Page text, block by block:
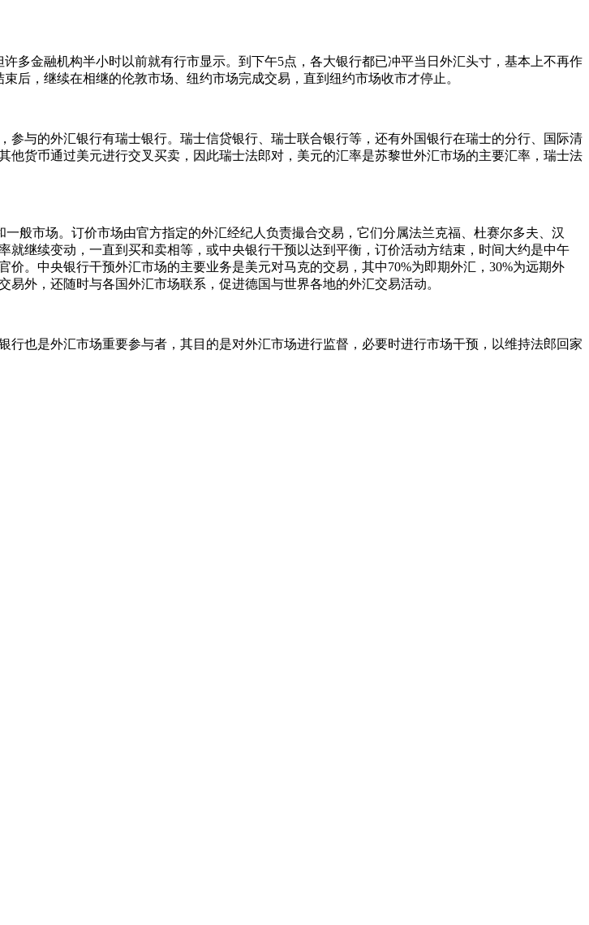
多金融机构半小时以前就有行市显示。到下午5点，各大银行都已冲平当日外汇头寸，基本上不再作
后，继续在相继的伦敦市场、纽约市场完成交易，直到纽约市场收市才停止。
与的外汇银行有瑞士银行。瑞士信贷银行、瑞士联合银行等，还有外国银行在瑞士的分行、国际清
货币通过美元进行交叉买卖，因此瑞士法郎对，美元的汇率是苏黎世外汇市场的主要汇率，瑞士法
般市场。订价市场由官方指定的外汇经纪人负责撮合交易，它们分属法兰克福、杜赛尔多夫、汉
继续变动，一直到买和卖相等，或中央银行干预以达到平衡，订价活动方结束，时间大约是中午
。中央银行干预外汇市场的主要业务是美元对马克的交易，其中70%为即期外汇，30%为远期外
外，还随时与各国外汇市场联系，促进德国与世界各地的外汇交易活动。
也是外汇市场重要参与者，其目的是对外汇市场进行监督，必要时进行市场干预，以维持法郎回家